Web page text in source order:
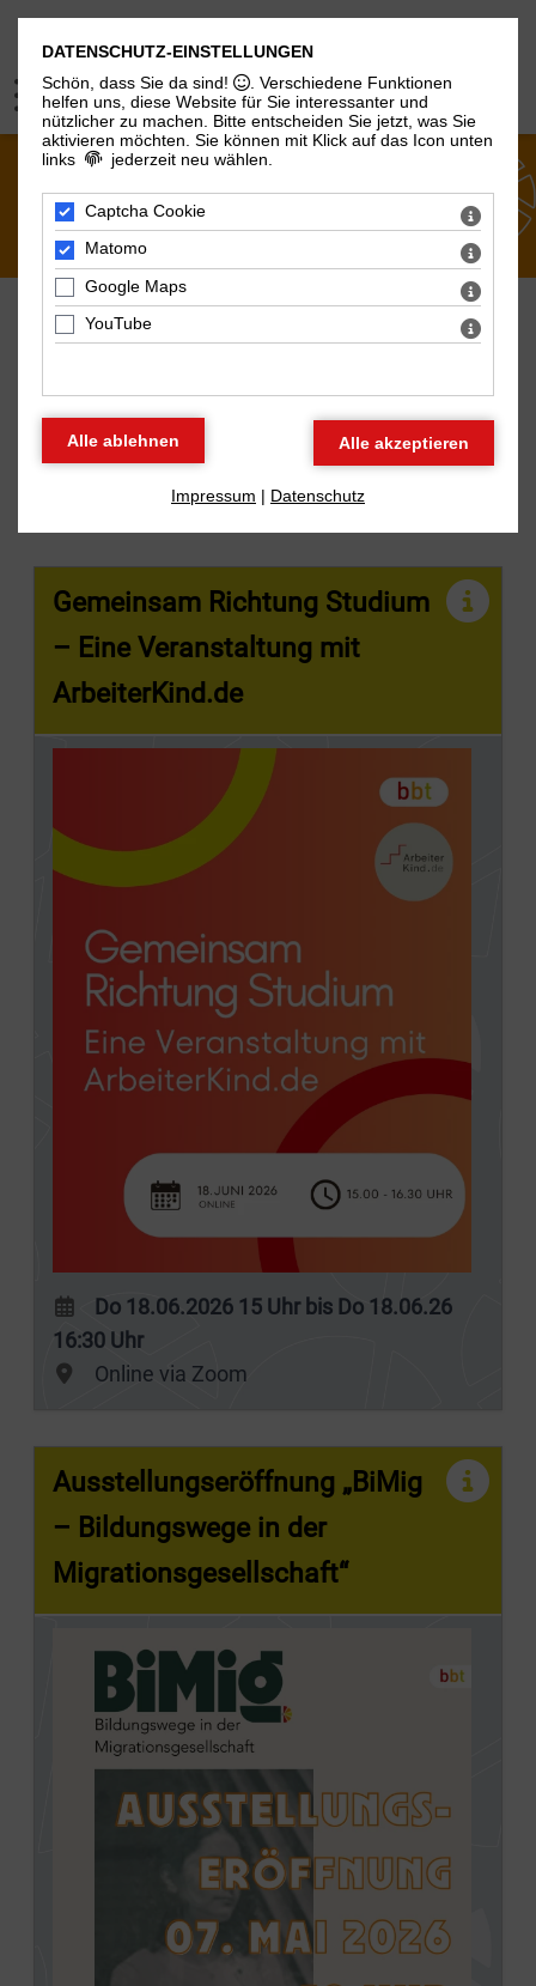
VERANSTALTUNGEN
VERANSTALTUNGSARCHIV
zurück zu den aktuellen Terminen
Gemeinsam Richtung Studium
– Eine Veranstaltung mit
ArbeiterKind.de
Do 18.06.2026 15 Uhr bis Do 18.06.26
16:30 Uhr
Online via Zoom
Ausstellungseröffnung „BiMig
– Bildungswege in der
Migrationsgesellschaft“
DATENSCHUTZ-EINSTELLUNGEN
Schön, dass Sie da sind!
. Verschiedene Funktionen
helfen uns, diese Website für Sie interessanter und
nützlicher zu machen.
Bitte entscheiden Sie jetzt, was Sie
aktivieren möchten. Sie können mit Klick auf das Icon unten
links
jederzeit neu wählen.
Captcha Cookie
Matomo
Google Maps
YouTube
Impressum | Datenschutz